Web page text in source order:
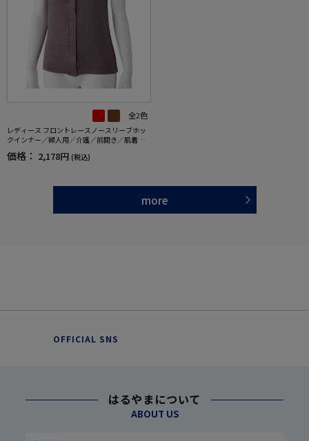
全2色
レディース フロントレースノースリーブホッ
クインナー／婦人用／介護／前開き／肌着／
秋冬用 【CF】
価格： 2,178円 (税込)
more
OFFICIAL SNS
はるやまについて
ABOUT US